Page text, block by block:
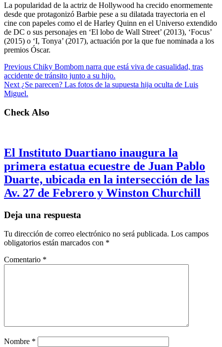
La popularidad de la actriz de Hollywood ha crecido enormemente
desde que protagonizó Barbie pese a su dilatada trayectoria en el
cine con papeles como el de Harley Quinn en el Universo extendido
de DC o sus personajes en ‘El lobo de Wall Street’ (2013), ‘Focus’
(2015) o ‘I, Tonya’ (2017), actuación por la que fue nominada a los
premios Óscar.
Previous Chiky Bombom narra que está viva de casualidad, tras
accidente de tránsito junto a su hijo.
Next ¿Se parecen? Las fotos de la supuesta hija oculta de Luis
Miguel.
Check Also
El Instituto Duartiano inaugura la
primera estatua ecuestre de Juan Pablo
Duarte, ubicada en la intersección de las
Av. 27 de Febrero y Winston Churchill
Deja una respuesta
Tu dirección de correo electrónico no será publicada. Los campos
obligatorios están marcados con *
Comentario *
Nombre *